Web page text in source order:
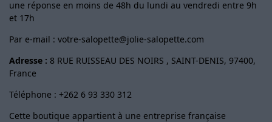
une réponse en moins de 48h du lundi au vendredi entre 9h
et 17h
Par e-mail : votre-salopette@jolie-salopette.com
Adresse : 8 RUE RUISSEAU DES NOIRS , SAINT-DENIS, 97400,
France
Téléphone : +262 6 93 330 312
Cette boutique appartient à une entreprise française